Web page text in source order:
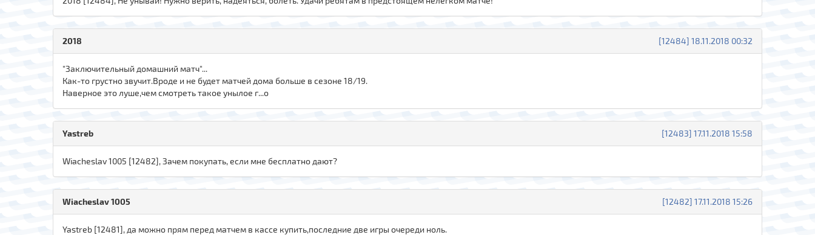
[12484] 18.11.2018 00:32
2018
"Заключительный домашний матч"...
Как-то грустно звучит.Вроде и не будет матчей дома больше в сезоне 18/19.
Наверное это луше,чем смотреть такое унылое г...о
[12483] 17.11.2018 15:58
Yastreb
Wiacheslav 1005 [12482], Зачем покупать, если мне бесплатно дают?
[12482] 17.11.2018 15:26
Wiacheslav 1005
Yastreb [12481], да можно прям перед матчем в кассе купить,последние две игры очереди ноль.